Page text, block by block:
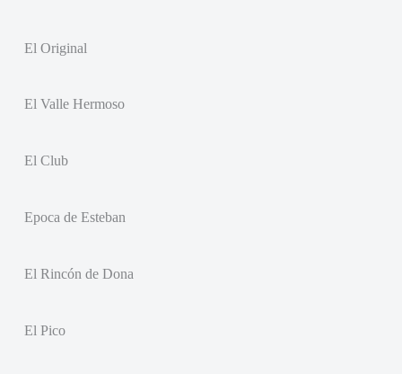
El Original
El Valle Hermoso
El Club
Epoca de Esteban
El Rincón de Dona
El Pico